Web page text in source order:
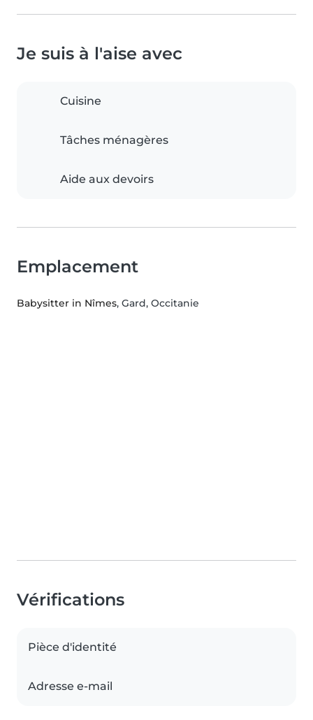
Je suis à l'aise avec
Cuisine
Tâches ménagères
Aide aux devoirs
Emplacement
Babysitter in Nîmes, Gard, Occitanie
Vérifications
Pièce d'identité
Adresse e-mail